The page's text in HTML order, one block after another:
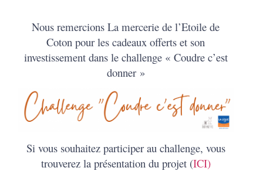
Nous remercions La mercerie de l’Etoile de
Coton pour les cadeaux offerts et son
investissement dans le challenge « Coudre c’est
donner »
Si vous souhaitez participer au challenge, vous
trouverez la présentation du projet (ICI)